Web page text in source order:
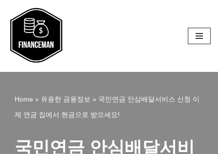
로
Home » 유용한 금융정보 » 국민연금 안심배달서비스 신청 이
제 연금 집에서 현금으로 받으세요!
국민연금 안심배달서비